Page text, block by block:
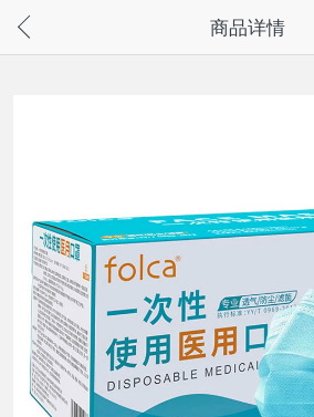
请通过微信或支付宝搜“奇兔客小程序”访问
商品详情